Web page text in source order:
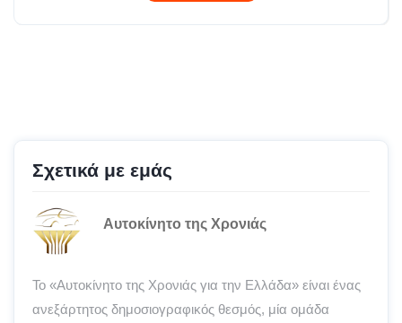
Σχετικά με εμάς
Αυτοκίνητο της Χρονιάς
Το «Αυτοκίνητο της Χρονιάς για την Ελλάδα» είναι ένας
ανεξάρτητος δημοσιογραφικός θεσμός, μία ομάδα